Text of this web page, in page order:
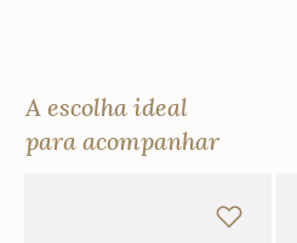
A escolha ideal
para acompanhar